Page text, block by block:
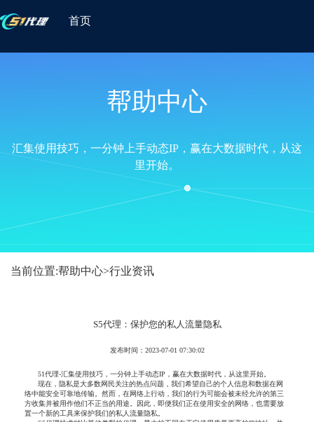
首页
帮助中心
汇集使用技巧，一分钟上手动态IP，赢在大数据时代，从这
里开始。
当前位置:帮助中心>行业资讯
S5代理：保护您的私人流量隐私
发布时间：2023-07-01 07:30:02
51代理-汇集使用技巧，一分钟上手动态IP，赢在大数据时代，从这里开始。
现在，隐私是大多数网民关注的热点问题，我们希望自己的个人信息和数据在网
络中能安全可靠地传输。然而，在网络上行动，我们的行为可能会被未经允许的第三
方收集并被用作他们不正当的用途。因此，即便我们正在使用安全的网络，也需要放
置一个新的工具来保护我们的私人流量隐私。